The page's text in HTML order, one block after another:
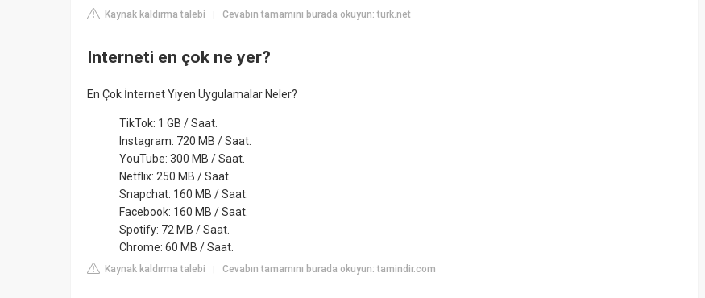
Kaynak kaldırma talebi | Cevabın tamamını burada okuyun: turk.net
Interneti en çok ne yer?
En Çok İnternet Yiyen Uygulamalar Neler?
TikTok: 1 GB / Saat.
Instagram: 720 MB / Saat.
YouTube: 300 MB / Saat.
Netflix: 250 MB / Saat.
Snapchat: 160 MB / Saat.
Facebook: 160 MB / Saat.
Spotify: 72 MB / Saat.
Chrome: 60 MB / Saat.
Kaynak kaldırma talebi | Cevabın tamamını burada okuyun: tamindir.com